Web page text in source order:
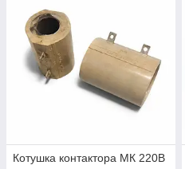
Котушка контактора МК 220В